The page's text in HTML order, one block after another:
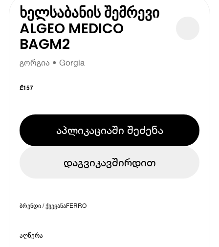
ხელსაბანის შემრევი
ALGEO MEDICO
BAGM2
გორგია • Gorgia
₾157
აპლიკაციაში შეძენა
დაგვიკავშირდით
ბრენდი / ქვეყანაFERRO
აღწერა